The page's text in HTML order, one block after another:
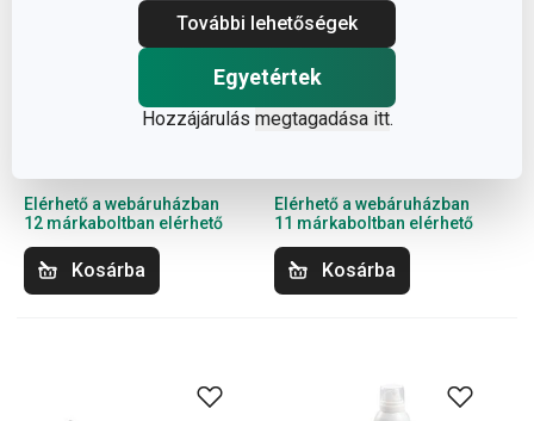
További lehetőségek
Egyetértek
Hozzájárulás megtagadása itt.
DELÍCIA fából készült
sodrófa 25 cm, ø 3 cm
Elérhető a webáruházban
12 márkaboltban elérhető
Kosárba
GUSTO hullámosszélű
kerek sütőforma ø 28 cm
Elérhető a webáruházban
11 márkaboltban elérhető
Kosárba